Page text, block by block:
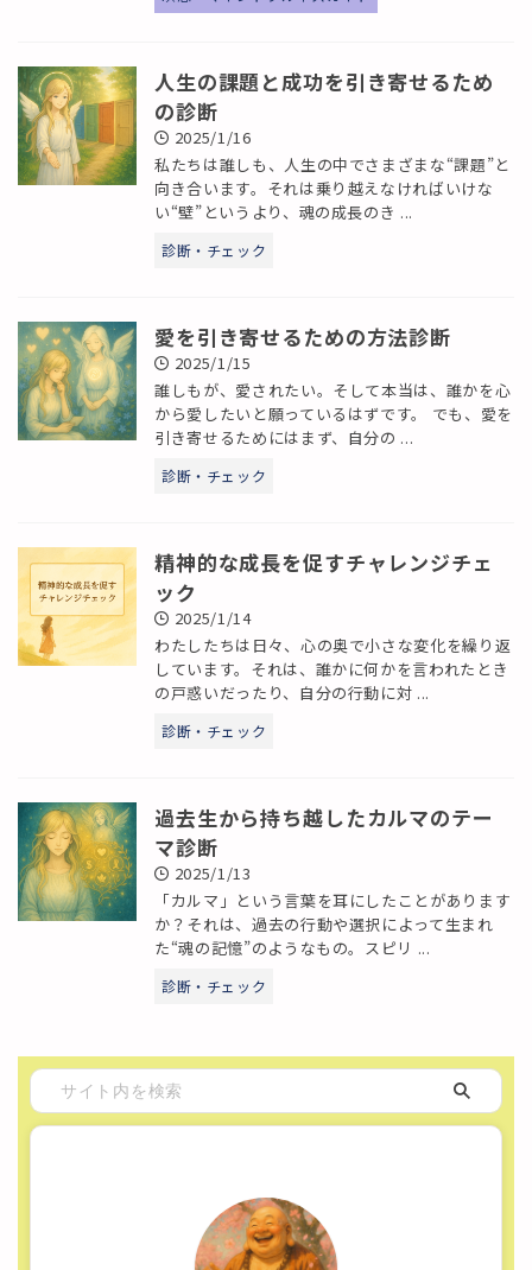
人生の課題と成功を引き寄せるため
の診断
2025/1/16
私たちは誰しも、人生の中でさまざまな“課題”と
向き合います。それは乗り越えなければいけな
い“壁”というより、魂の成長のき ...
診断・チェック
愛を引き寄せるための方法診断
2025/1/15
誰しもが、愛されたい。そして本当は、誰かを心
から愛したいと願っているはずです。 でも、愛を
引き寄せるためにはまず、自分の ...
診断・チェック
精神的な成長を促すチャレンジチェ
ック
2025/1/14
わたしたちは日々、心の奥で小さな変化を繰り返
しています。それは、誰かに何かを言われたとき
の戸惑いだったり、自分の行動に対 ...
診断・チェック
過去生から持ち越したカルマのテー
マ診断
2025/1/13
「カルマ」という言葉を耳にしたことがあります
か？それは、過去の行動や選択によって生まれ
た“魂の記憶”のようなもの。スピリ ...
診断・チェック